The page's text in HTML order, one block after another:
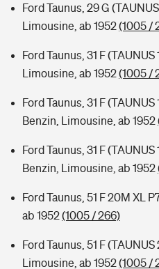
Ford Taunus, 29 G
Limousine, ab 1952(1005 /
Ford Taunus, 31 F (TAUNUS
Limousine, ab 1952(1005 /
Ford Taunus, 31 F
Benzin, Limousine, ab 1952
Ford Taunus, 31 F
Benzin, Limousine, ab 1952
Ford Taunus, 51 F 20M XL
ab 1952(1005 / 266)
Ford Taunus, 51 F
Limousine, ab 1952(1005 /